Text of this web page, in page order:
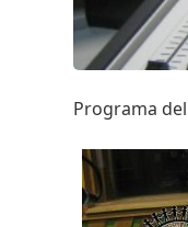
Programa